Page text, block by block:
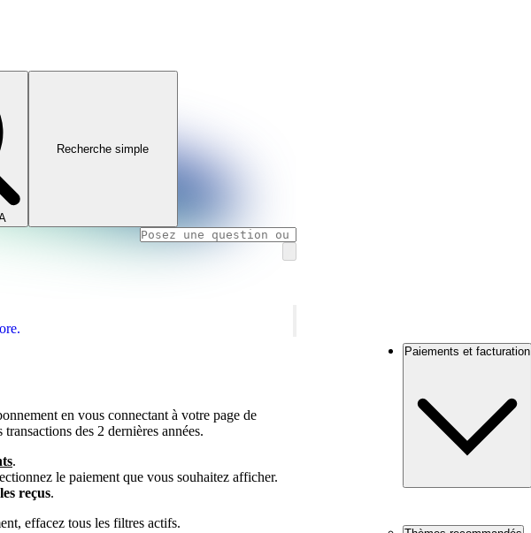
Recherche simple
en vous connectant à votre page de
des 2 dernières années.
.
le paiement que vous souhaitez afficher.
reçus.
effacez tous les filtres actifs.
Paiements et facturation